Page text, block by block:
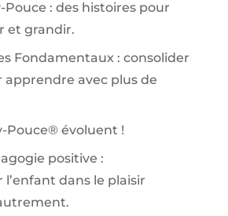
Pouce : des histoires pour
et grandir.
Fondamentaux : consolider
apprendre avec plus de
Pouce® évoluent !
positive :
dans le plaisir